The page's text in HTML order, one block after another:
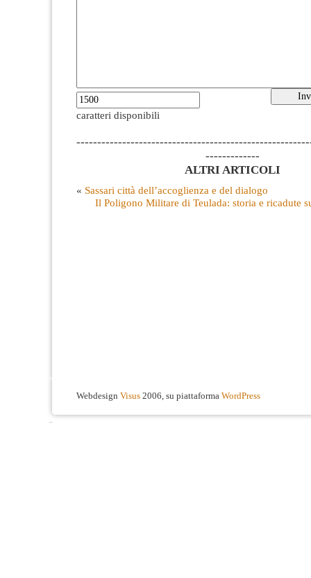
caratteri disponibili
-------------
ALTRI ARTICOLI
« Sassari città dell’accoglienza e del dialogo
Il Poligono Militare di Teulada: storia e ricadute
Webdesign Visus 2006, su piattaforma WordPress